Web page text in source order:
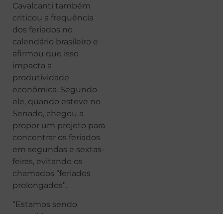
Cavalcanti também
criticou a frequência
dos feriados no
calendário brasileiro e
afirmou que isso
impacta a
produtividade
econômica. Segundo
ele, quando esteve no
Senado, chegou a
propor um projeto para
concentrar os feriados
em segundas e sextas-
feiras, evitando os
chamados “feriados
prolongados”.
“Estamos sendo